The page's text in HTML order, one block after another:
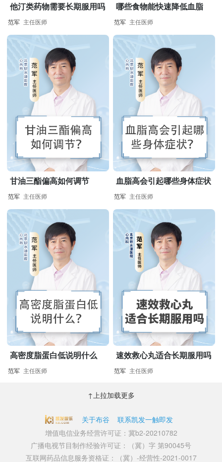
他汀类药物需要长期服用吗
范军 主任医师
哪些食物能快速降低血脂
范军 主任医师
甘油三酯偏高如何调节
范军 主任医师
血脂高会引起哪些身体症状
范军 主任医师
高密度脂蛋白低说明什么
范军 主任医师
速效救心丸适合长期服用吗
范军 主任医师
↑上拉加载更多
关于布谷
联系凯发一触即发
增值电信业务经营许可证：冀b2-20210782
广播电视节目制作经验许可证：（冀）字 第90045号
互联网药品信息服务资格证：（冀）-经营性-2021-0017